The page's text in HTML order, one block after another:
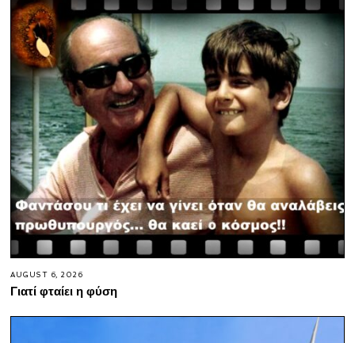
AUGUST 6, 2026
Γιατί φταίει η φύση